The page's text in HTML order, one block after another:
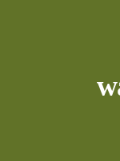
to
to